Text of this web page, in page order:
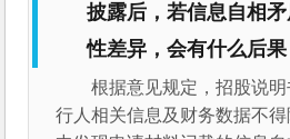
披露后，若信息自相
性差异，会有什么后果
根据意见规定，招股说
行人相关信息及财务数据不